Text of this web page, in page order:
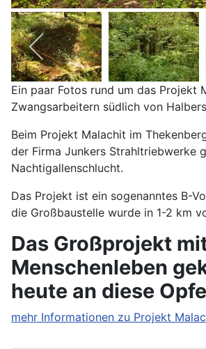
Ein paar Fotos rund um das
Zwangsarbeitern südlich von
Beim Projekt Malachit im
der Firma Junkers Strahltriebwerke
Nachtigallenschlucht.
Das Projekt ist ein sogenanntes B-
die Großbaustelle wurde in 1-2 km
Das Großprojekt
Menschenleben
heute an diese
mehr Informationen zu Projekt